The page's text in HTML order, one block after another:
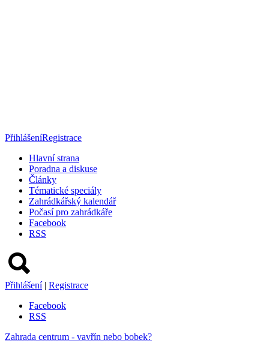
PřihlášeníRegistrace
Hlavní strana
Poradna a diskuse
Články
Tématické speciály
Zahrádkářský kalendář
Počasí pro zahrádkáře
Facebook
RSS
Přihlášení | Registrace
Facebook
RSS
Zahrada centrum - vavřín nebo bobek?